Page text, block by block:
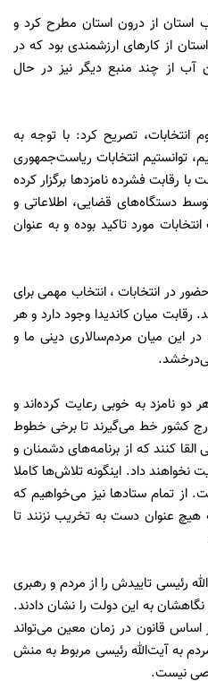
استان از درون استان مطرح کرد و
از کارهای ارزشمندی بود که در
از چند منبع دیگر نیز در حال
انتخابات، تصریح کرد: با توجه به
توانستیم انتخابات ریاست‌جمهوری
با رقابت فشرده نامزدها برگزار کرده
دستگاه‌های قضایی، اطلاعاتی و
مورد تاکید بوده و به عنوان
در انتخابات ، انتخاب مهمی برای
رقابت میان کاندیدا وجود دارد و هر
این میان مردم‌سالاری دینی ما و
دو نامزد به خوبی رعایت کرده‌اند و
کشور خط می‌گیرند تا برخی خطوط
القا کنند که از برنامه‌های دشمنان و
نخواهند داد. اینگونه تلاش‌ها کاملا
از تمام ستادها نیز می‌خواهیم که
هیچ عنوان دست به تخریب نزنند تا
رئیسی تاییدش را از مردم و رهبری
به این دولت را نشان دادند.
اساس قانون در زمان معین می‌تواند
به آیت‌الله رئیسی مربوط به منش
نیست.